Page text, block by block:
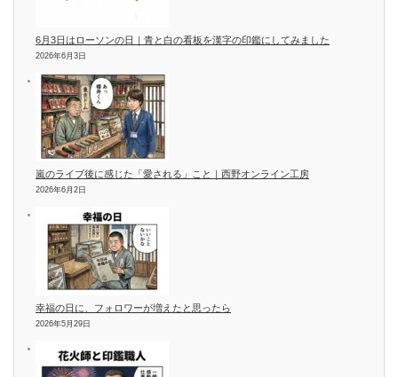
6月3日はローソンの日｜青と白の看板を漢字の印鑑にしてみました
2026年6月3日
嵐のライブ後に感じた「愛される」こと｜西野オンライン工房
2026年6月2日
幸福の日に、フォロワーが増えたと思ったら
2026年5月29日